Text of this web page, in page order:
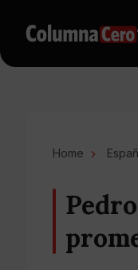
Home